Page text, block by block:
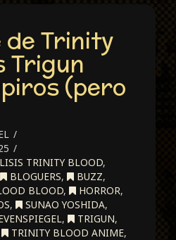
de Trinity
Trigun
(pero
TRINITY BLOOD,
BLOGUERS, BUZZ,
BLOOD, HORROR,
, SUNAO YOSHIDA,
, TRIGUN,
TRINITY BLOOD ANIME,